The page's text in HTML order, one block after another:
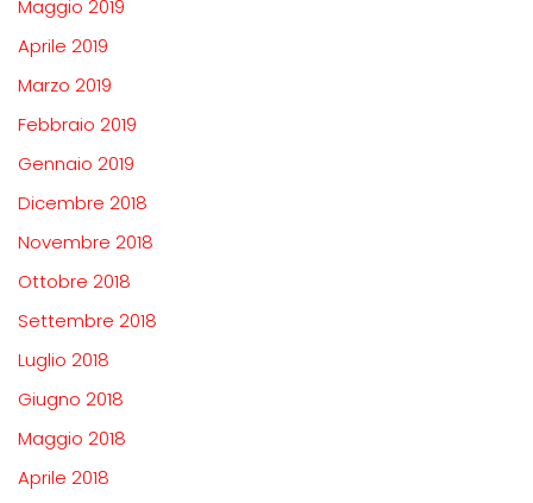
Maggio 2019
Aprile 2019
Marzo 2019
Febbraio 2019
Gennaio 2019
Dicembre 2018
Novembre 2018
Ottobre 2018
Settembre 2018
Luglio 2018
Giugno 2018
Maggio 2018
Aprile 2018